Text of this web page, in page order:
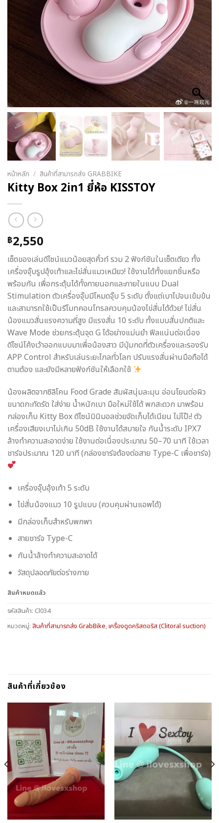
หน้าหลัก / สินค้าที่สามารถส่ง GRABBIKE
Kitty Box 2in1 ยี่ห้อ KISSTOY
฿2,550
เซ็ตของเล่นดีไซน์แมวน้อยสุดคิ้วท์ รวม 2 ฟังก์ชันในเซ็ตเดียว ทั้ง
เครื่องจุ๊บรูปอุ้งเท้าและไข่สั่นแมวเหมียว! ใช้งานได้ทั้งแยกชิ้นหรือ
พร้อมกัน เพื่อกระตุ้นได้ทั้งภายนอกและภายในแบบ Dual
Stimulation ตัวเครื่องจุ๊บมีโหมดจุ๊บ 5 ระดับ ตั้งแต่เบาไปจนเข้มข้น
และสามารถใช้เป็นรีโมทคอนโทรลควบคุมน้องไข่สั่นได้ด้วย! ไข่สั่น
น้องแมวสั่นแรงความถี่สูง มีแรงสั่น 10 ระดับ ทั้งแบบสั่นปกติและ
Wave Mode ช่วยกระตุ้นจุด G ได้อย่างแม่นยำ ฟีลแน่นต่อเนื่อง
ดีไซน์โค้งเว้าออกแบบมาเพื่อน้องสาว มีปุ่มกดที่ตัวเครื่องและรองรับ
APP Control สำหรับเล่นระยะไกลทั่วโลก ปรับแรงสั่นผ่านมือถือได้
ตามต้อง และยังมีหลายฟังก์ชันให้เลือกใช้
น้องผลิตจากซิลิโคน Food Grade สัมผัสนุ่มละมุน อ่อนโยนต่อผิว
ขนาดกะทัดรัด ใส่ง่าย น้ำหนักเบา มือใหม่ใช้ได้ พกสะดวก มาพร้อม
กล่องเก็บ Kitty Box ดีไซน์มินิมอลช่วยจัดเก็บได้เนียน ไม่โป๊ะ! ตัว
เครื่องเสียงเบาไม่เกิน 50dB ใช้งานได้สบายใจ กันน้ำระดับ IPX7
ล้างทำความสะอาดง่าย ใช้งานต่อเนื่องประมาณ 50–70 นาที ใช้เวลา
ชาร์จประมาณ 120 นาที (กล่องชาร์จต้องต่อสาย Type-C เพื่อชาร์จ)
เครื่องจุ๊บอุ้งเท้า 5 ระดับ
ไข่สั่นน้องแมว 10 รูปแบบ (ควบคุมผ่านแอพได้)
มีกล่องเก็บสำหรับพกพา
สายชาร์จ Type-C
กันน้ำล้างทำความสะอาดได้
วัสดุปลอดภัยต่อร่างกาย
สินค้าหมดแล้ว
รหัสสินค้า: Cl034
หมวดหมู่: สินค้าที่สามารถส่ง GrabBike,เครื่องดูดคริสตอริส (Clitoral suction)
สินค้าที่เกี่ยวข้อง